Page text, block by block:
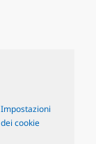
Impostazioni
dei cookie